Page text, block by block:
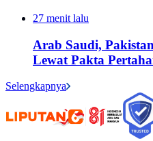
27 menit lalu
Arab Saudi,
Lewat Pakta
Selengkapnya